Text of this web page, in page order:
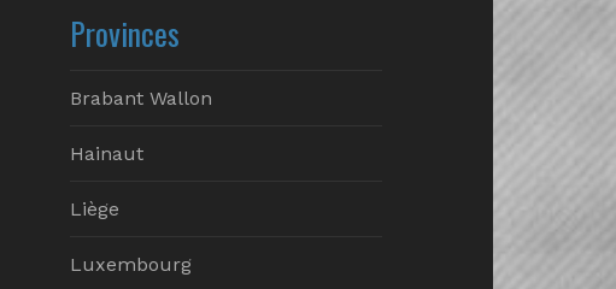
Provinces
Brabant Wallon
Hainaut
Liège
Luxembourg